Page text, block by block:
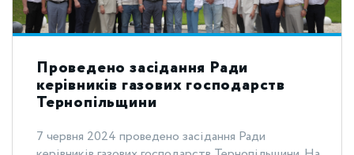
Проведено засідання Ради
керівників газових господарств
Тернопільщини
7 червня 2024 проведено засідання Ради